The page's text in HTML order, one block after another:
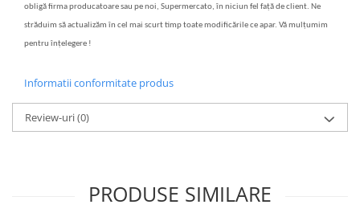
obligă firma producatoare sau pe noi, Supermercato, în niciun fel față de client. Ne
străduim să actualizăm în cel mai scurt timp toate modificările ce apar. Vă mulțumim
pentru înțelegere !
Informatii conformitate produs
Review-uri(0)
PRODUSE SIMILARE